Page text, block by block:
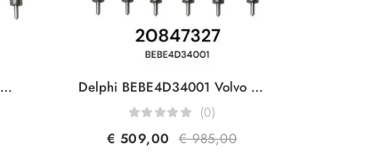
Delphi BEBE4D25001 Renault & Volvo Trucks 21340616 21098096 20198087 7421098096 7421340616 85003268 For DXi 13 FH460/500/520 EUI Diesel Injector Euro 5 Delphi BEBE4D34001 Volvo Trucks & Volvo Penta 20847327 20530081 23115915 3801403 For D12 D12D 465HP Engine EUI Diesel Injector Euro 5
(0)
€ 509,00 €985,00